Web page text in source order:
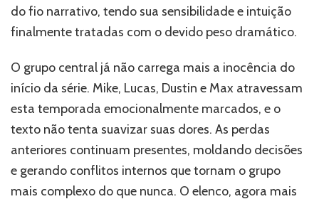
do fio narrativo, tendo sua sensibilidade e intuição
finalmente tratadas com o devido peso dramático.
O grupo central já não carrega mais a inocência do
início da série. Mike, Lucas, Dustin e Max atravessam
esta temporada emocionalmente marcados, e o
texto não tenta suavizar suas dores. As perdas
anteriores continuam presentes, moldando decisões
e gerando conflitos internos que tornam o grupo
mais complexo do que nunca. O elenco, agora mais